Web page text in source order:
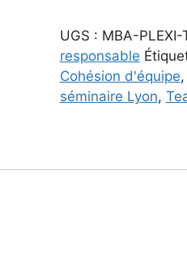
Plexi
Collaborative
en
3
UGS : MBA-PLEXI-
responsable
Cohésion d'équipe,
séminaire Lyon,